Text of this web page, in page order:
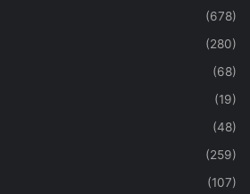
(678)
(280)
(68)
(19)
(48)
(259)
(107)